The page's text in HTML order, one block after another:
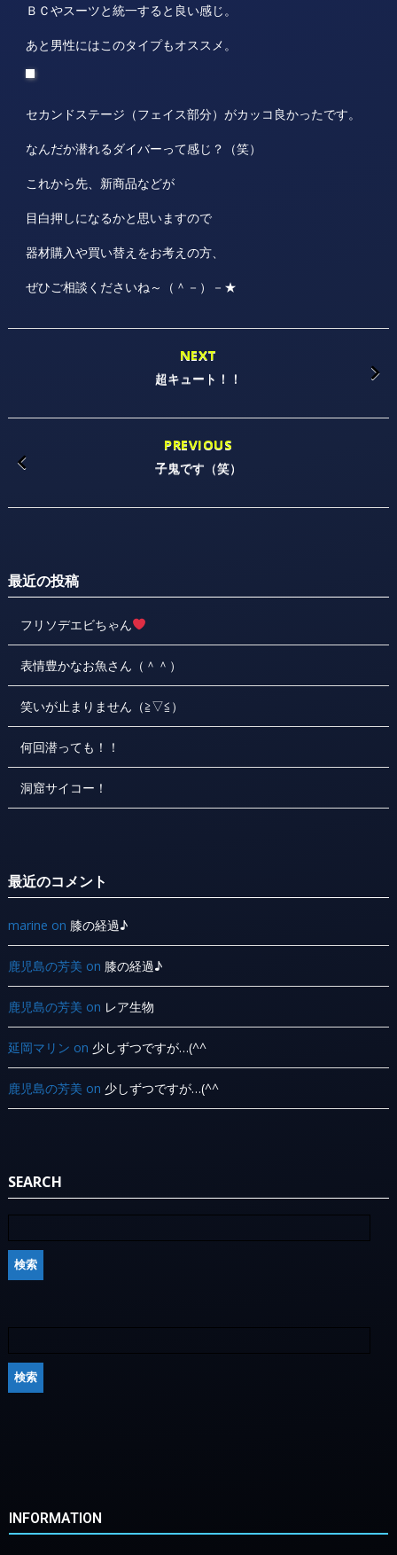
ＢＣやスーツと統一すると良い感じ。
あと男性にはこのタイプもオススメ。
セカンドステージ（フェイス部分）がカッコ良かったです。
なんだか潜れるダイバーって感じ？（笑）
これから先、新商品などが
目白押しになるかと思いますので
器材購入や買い替えをお考えの方、
ぜひご相談くださいね～（＾－）－★
NEXT
超キュート！！
PREVIOUS
子鬼です（笑）
最近の投稿
フリソデエビちゃん
表情豊かなお魚さん（＾＾）
笑いが止まりません（≧▽≦）
何回潜っても！！
洞窟サイコー！
最近のコメント
marine on 膝の経過♪
鹿児島の芳美 on 膝の経過♪
鹿児島の芳美 on レア生物
延岡マリン on 少しずつですが…(^^ ゞ
鹿児島の芳美 on 少しずつですが…(^^ ゞ
SEARCH
INFORMATION